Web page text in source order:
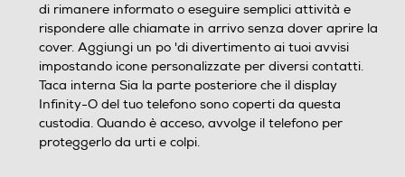
di rimanere informato o eseguire semplici attività e
rispondere alle chiamate in arrivo senza dover aprire la
cover. Aggiungi un po 'di divertimento ai tuoi avvisi
impostando icone personalizzate per diversi contatti.
Taca interna Sia la parte posteriore che il display
Infinity-O del tuo telefono sono coperti da questa
custodia. Quando è acceso, avvolge il telefono per
proteggerlo da urti e colpi.